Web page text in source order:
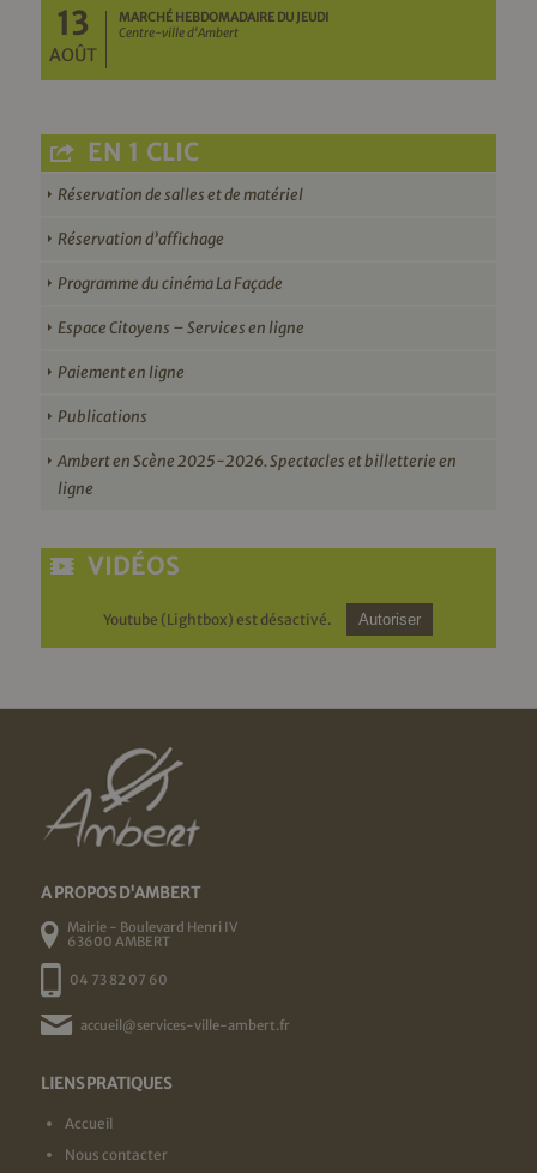
13
AOÛT
MARCHÉ HEBDOMADAIRE DU JEUDI
Centre-ville d'Ambert
EN 1 CLIC
Réservation de salles et de matériel
Réservation d’affichage
Programme du cinéma La Façade
Espace Citoyens – Services en ligne
Paiement en ligne
Publications
Ambert en Scène 2025-2026. Spectacles et billetterie en
ligne
VIDÉOS
Youtube (Lightbox) est désactivé. Autoriser
A PROPOS D'AMBERT
Mairie - Boulevard Henri IV
63600 AMBERT
04 73 82 07 60
accueil@services-ville-ambert.fr
LIENS PRATIQUES
Accueil
Nous contacter